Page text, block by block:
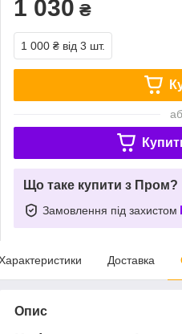
1 030 ₴
1 000 ₴ від 3 шт.
Що таке купити з Пром?
Замовлення під захистом
Доставка
Опис